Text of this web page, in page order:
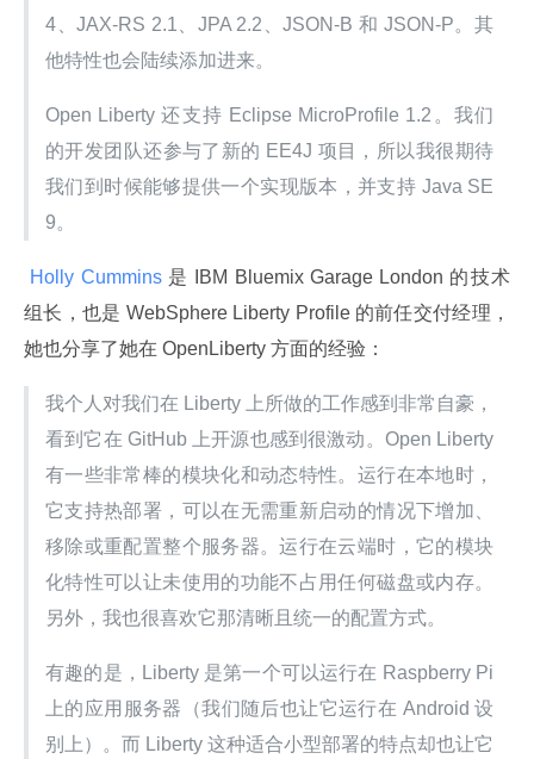
4、JAX-RS 2.1、JPA 2.2、JSON-B 和 JSON-P。其
他特性也会陆续添加进来。
Open Liberty 还支持 Eclipse MicroProfile 1.2。我们
的开发团队还参与了新的 EE4J 项目，所以我很期待
我们到时候能够提供一个实现版本，并支持 Java SE
9。
Holly Cummins 是 IBM Bluemix Garage London 的技术
组长，也是 WebSphere Liberty Profile 的前任交付经理，
她也分享了她在 OpenLiberty 方面的经验：
我个人对我们在 Liberty 上所做的工作感到非常自豪，
看到它在 GitHub 上开源也感到很激动。Open Liberty
有一些非常棒的模块化和动态特性。运行在本地时，
它支持热部署，可以在无需重新启动的情况下增加、
移除或重配置整个服务器。运行在云端时，它的模块
化特性可以让未使用的功能不占用任何磁盘或内存。
另外，我也很喜欢它那清晰且统一的配置方式。
有趣的是，Liberty 是第一个可以运行在 Raspberry Pi
上的应用服务器（我们随后也让它运行在 Android 设
别上）。而 Liberty 这种适合小型部署的特点却也让它